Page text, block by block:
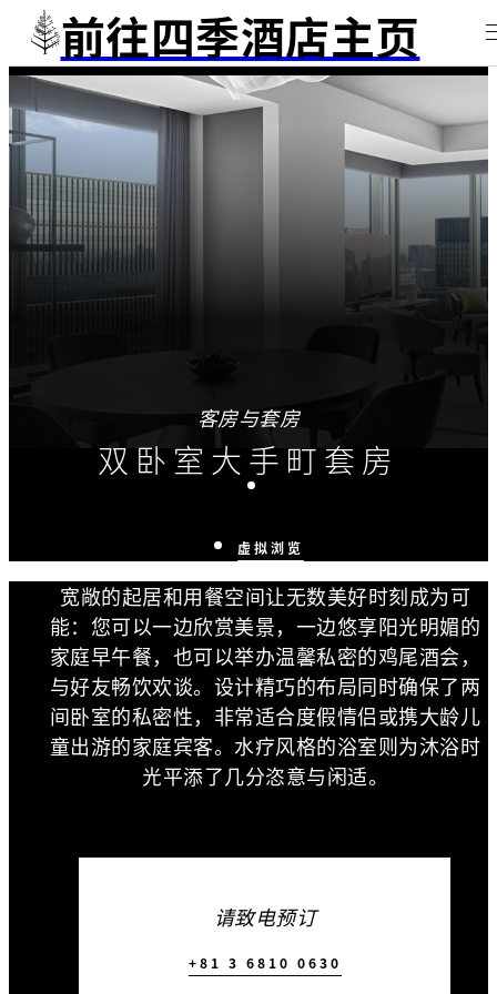
前往四季酒店主页
客房与套房
双卧室大手町套房
虚拟浏览
宽敞的起居和用餐空间让无数美好时刻成为可
能：您可以一边欣赏美景，一边悠享阳光明媚的
家庭早午餐，也可以举办温馨私密的鸡尾酒会，
与好友畅饮欢谈。设计精巧的布局同时确保了两
间卧室的私密性，非常适合度假情侣或携大龄儿
童出游的家庭宾客。水疗风格的浴室则为沐浴时
光平添了几分恣意与闲适。
请致电预订
+81 3 6810 0630